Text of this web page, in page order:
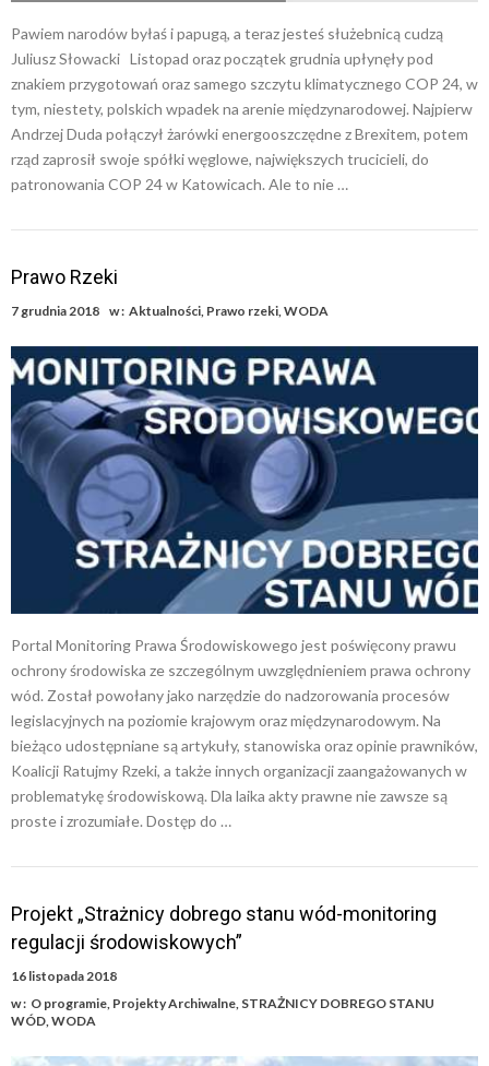
Pawiem narodów byłaś i papugą, a teraz jesteś służebnicą cudzą
Juliusz Słowacki Listopad oraz początek grudnia upłynęły pod
znakiem przygotowań oraz samego szczytu klimatycznego COP 24, w
tym, niestety, polskich wpadek na arenie międzynarodowej. Najpierw
Andrzej Duda połączył żarówki energooszczędne z Brexitem, potem
rząd zaprosił swoje spółki węglowe, największych trucicieli, do
patronowania COP 24 w Katowicach. Ale to nie …
Prawo Rzeki
7 grudnia 2018 w : Aktualności, Prawo rzeki,WODA
Portal Monitoring Prawa Środowiskowego jest poświęcony prawu
ochrony środowiska ze szczególnym uwzględnieniem prawa ochrony
wód. Został powołany jako narzędzie do nadzorowania procesów
legislacyjnych na poziomie krajowym oraz międzynarodowym. Na
bieżąco udostępniane są artykuły, stanowiska oraz opinie prawników,
Koalicji Ratujmy Rzeki, a także innych organizacji zaangażowanych w
problematykę środowiskową. Dla laika akty prawne nie zawsze są
proste i zrozumiałe. Dostęp do …
Projekt „Strażnicy dobrego stanu wód-monitoring
regulacji środowiskowych”
16 listopada 2018
w : O programie, Projekty Archiwalne, STRAŻNICY DOBREGO STANU
WÓD,WODA